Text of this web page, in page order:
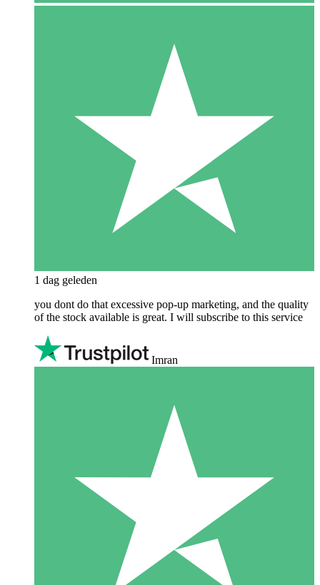
1 dag geleden
you dont do that excessive pop-up marketing, and the quality
of the stock available is great. I will subscribe to this service
Imran